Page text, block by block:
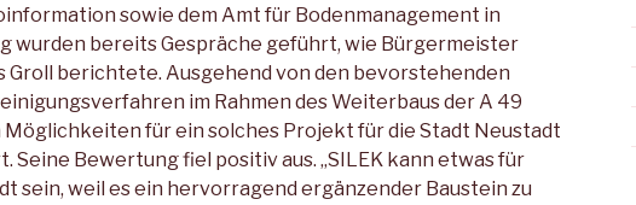
sowie dem Amt für Bodenmanagement in
wurden bereits Gespräche geführt, wie Bürgermeister
Groll berichtete. Ausgehend von den bevorstehenden
im Rahmen des Weiterbaus der A 49
Möglichkeiten für ein solches Projekt für die Stadt Neustadt
Seine Bewertung fiel positiv aus. „SILEK kann etwas für
sein, weil es ein hervorragend ergänzender Baustein zu